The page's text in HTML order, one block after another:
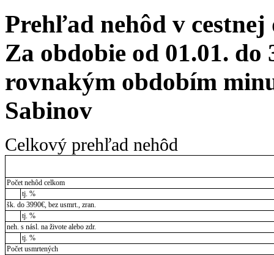
Prehľad nehôd v cestnej
Za obdobie od 01.01. do
rovnakým obdobím
Sabinov
Celkový prehľad nehôd
Počet nehôd celkom
tj. %
šk. do 3990€, bez usmrt., zran.
tj. %
neh. s násl. na živote alebo zdr.
tj. %
Počet usmrtených